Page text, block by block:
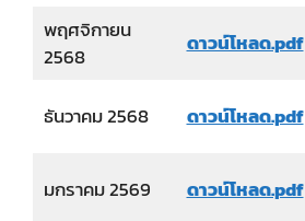
พฤศจิกายน
2568
ดาวน์โหลด.pdf
ธันวาคม 2568 ดาวน์โหลด.pdf
มกราคม 2569 ดาวน์โหลด.pdf